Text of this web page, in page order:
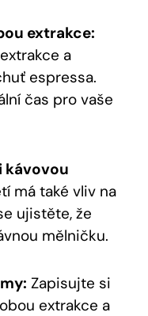
extrakce:
a
espressa.
čas pro vaše
kávovou
má také vliv na
ujistěte, že
mělničku.
Zapisujte si
extrakce a